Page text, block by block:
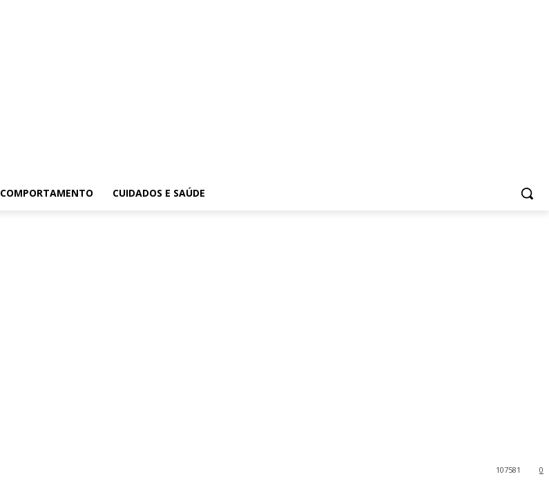
COMPORTAMENTO CUIDADOS E SAÚDE
0
107581